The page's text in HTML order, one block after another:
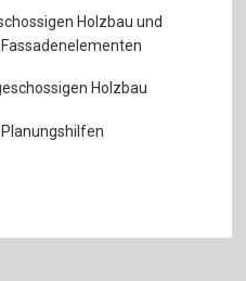
Holzbau und
Holzbau